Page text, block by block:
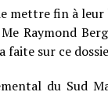
mettre fin à leur
Raymond
faite sur ce
du Sud